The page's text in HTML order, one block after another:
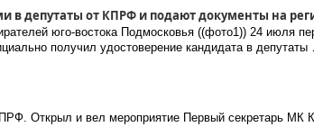
в депутаты от КПРФ и подают документы на
юго-востока Подмосковья ((фото1)) 24 июля
получил удостоверение кандидата в
Открыл и вел мероприятие Первый секретарь